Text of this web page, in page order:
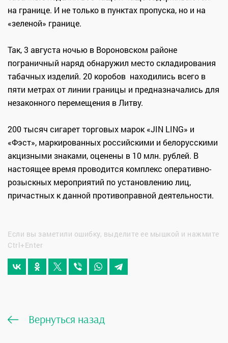
на границе. И не только в пунктах пропуска, но и на
«зеленой» границе.
Так, 3 августа ночью в Вороновском районе
пограничный наряд обнаружил место складирования
табачных изделий. 20 коробов находились всего в
пяти метрах от линии границы и предназначались для
незаконного перемещения в Литву.
200 тысяч сигарет торговых марок «JIN LING» и
«Фэст», маркированных российскими и белорусскими
акцизными знаками, оценены в 10 млн. рублей. В
настоящее время проводится комплекс оперативно-
розыскных мероприятий по установлению лиц,
причастных к данной противоправной деятельности.
Если вы заметили ошибку, выделите ее мышкой и нажмите
Ctrl+Enter
Вернуться назад